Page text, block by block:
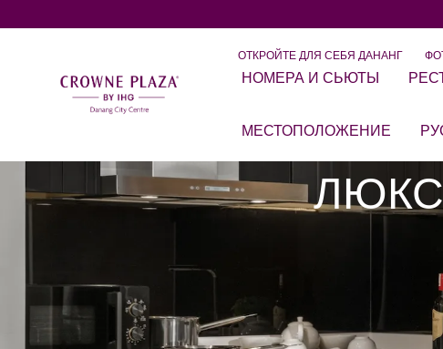
ОТКРОЙТЕ ДЛЯ СЕБЯ ДАНАНГ
НОМЕРА И СЬЮТЫ
МЕСТОПОЛОЖЕНИЕ